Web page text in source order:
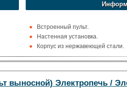
Встроенный пульт.
Настенная установка.
Корпус из нержавеющей стали.
Цвет: Черный / Хром.
выносной) Электропечь /